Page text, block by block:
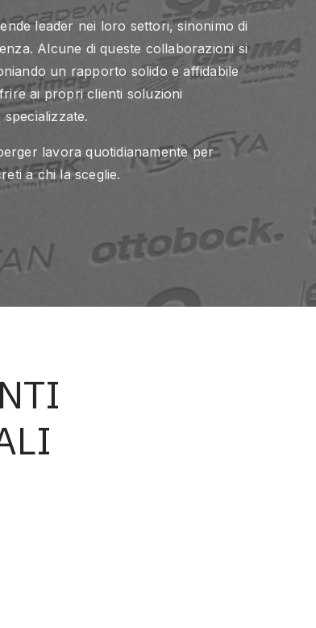
leader nei loro settori, sinonimo di
Alcune di queste collaborazioni si
un rapporto solido e affidabile
ai propri clienti soluzioni
specializzate.
lavora quotidianamente per
a chi la sceglie.